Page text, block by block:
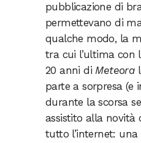
pubblicazione di
permettevano di
qualche modo, la
tra cui l’ultima con
20 anni di Meteora
parte a sorpresa (e
durante la scorsa
assistito alla novità
tutto l’internet: